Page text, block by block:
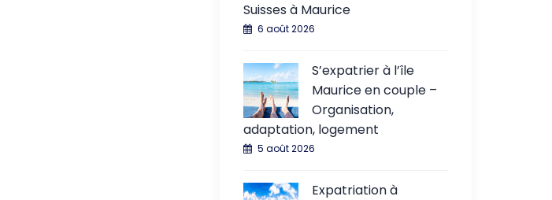
Suisses à Maurice
6 août 2026
S’expatrier à l’île
Maurice en couple –
Organisation,
adaptation, logement
5 août 2026
Expatriation à